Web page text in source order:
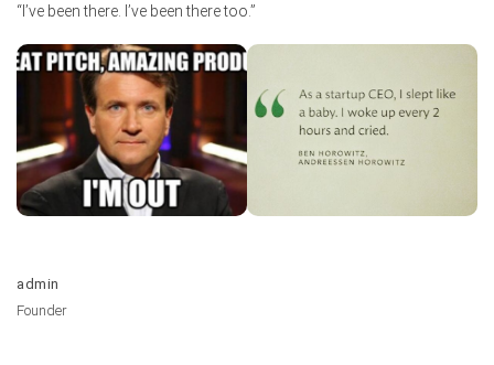
“I’ve been there. I’ve been there too.”
admin
Founder